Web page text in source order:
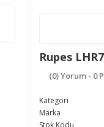
Rupes
(0) Yorum - 0
Kategori
Marka
Stok Kodu